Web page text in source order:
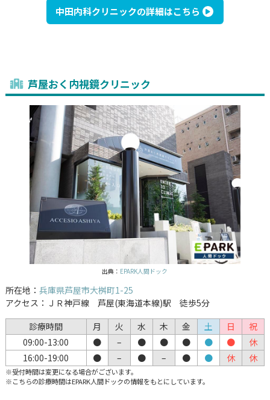
中田内科クリニックの詳細はこちら
芦屋おく内視鏡クリニック
出典： EPARK人間ドック
所在地： 兵庫県芦屋市大桝町1-25
アクセス：ＪＲ神戸線 芦屋(東海道本線)駅 徒歩5分
診療時間
月 火 水 木 金 土 日
祝
09:00-13:00
● – ● ● ● ● ●
休
16:00-19:00
● – ● – ● ● 休 休
※受付時間は変更になる場合がございます。
※こちらの診療時間はEPARK人間ドックの情報をもとにしています。